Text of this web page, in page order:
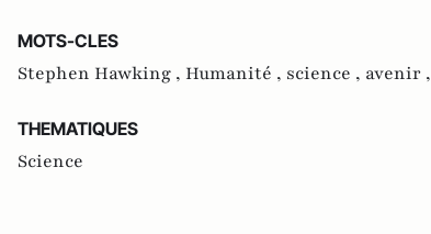
MOTS-CLES
Stephen Hawking , Humanité , science , avenir ,
THEMATIQUES
Science